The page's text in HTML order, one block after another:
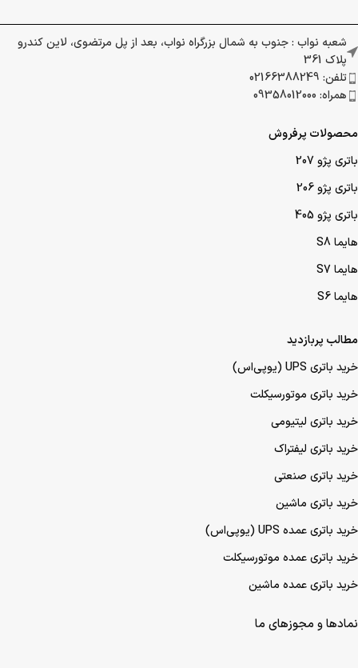
شعبه نواب : جنوب به شمال بزرگراه نواب، بعد از پل مرتضوی، لاین کندرو
پلاک 361
تلفن: 02166388249
همراه: 09358012000
محصولات پرفروش
باتری پژو 207
باتری پژو 206
باتری پژو 405
هایما S8
هایما S7
هایما S6
مطالب پربازدید
خرید باتری UPS (یو‌پی‌اس)
خرید باتری موتورسیکلت
خرید باتری لیتیومی
خرید باتری لیفتراک
خرید باتری صنعتی
خرید باتری ماشین
خرید باتری عمده UPS (یو‌پی‌اس)
خرید باتری عمده موتورسیکلت
خرید باتری عمده ماشین
نمادها و مجوزهای ما